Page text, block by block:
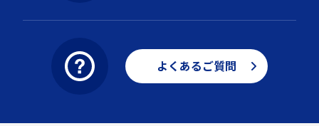
よくあるご質問